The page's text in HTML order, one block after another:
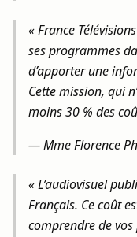
« France
ses programmes
d’apporter une
Cette mission, qui
moins 30 % des
—Mme Florence
« L’audiovisuel
Français. Ce coût
comprendre de